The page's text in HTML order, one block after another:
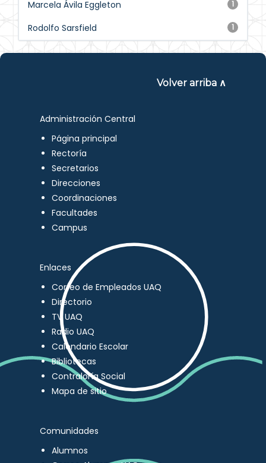
1
Marcela Ávila Eggleton
1
Rodolfo Sarsfield
Volver arriba ∧
Administración Central
Página principal
Rectoría
Secretarios
Direcciones
Coordinaciones
Facultades
Campus
Enlaces
Correo de Empleados UAQ
Directorio
TV UAQ
Radio UAQ
Calendario Escolar
Bibliotecas
Contraloría Social
Mapa de sitio
Comunidades
Alumnos